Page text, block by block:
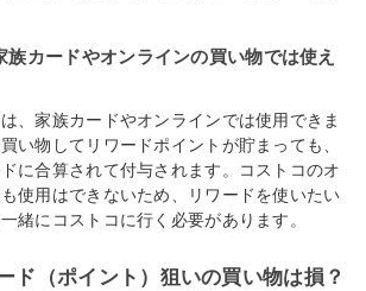
族カードやオンラインの買い物では使え
、家族カードやオンラインでは使用できま
い物してリワードポイントが貯まっても、
に合算されて付与されます。コストコのオ
使用はできないため、リワードを使いたい
緒にコストコに行く必要があります。
ド（ポイント）狙いの買い物は損？